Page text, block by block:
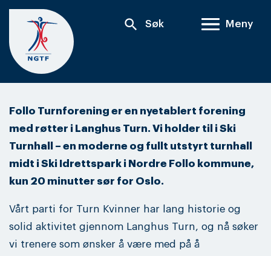
Skip
content
search Søk Meny
Follo Turnforening er en nyetablert forening
med røtter i Langhus Turn. Vi holder til i Ski
Turnhall – en moderne og fullt utstyrt turnhall
midt i Ski Idrettspark i Nordre Follo kommune,
kun 20 minutter sør for Oslo.
Vårt parti for Turn Kvinner har lang historie og
solid aktivitet gjennom Langhus Turn, og nå søker
vi trenere som ønsker å være med på å